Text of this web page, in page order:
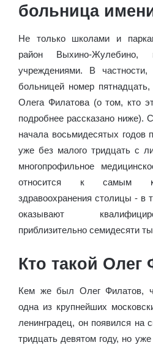
больница
Не только школами и
район Выхино-
учреждениями. В частности,
больницей номер
Олега Филатова (о том, кто
подробнее рассказано ниже).
начала восьмидесятых годов
уже без малого тридцать с
многопрофильное
относится к самым
здравоохранения столицы - в
оказывают
приблизительно семидесяти
Кто такой Олег
Кем же был Олег Филатов,
одна из крупнейших
ленинградец, он появился на
тридцать девятом году, но